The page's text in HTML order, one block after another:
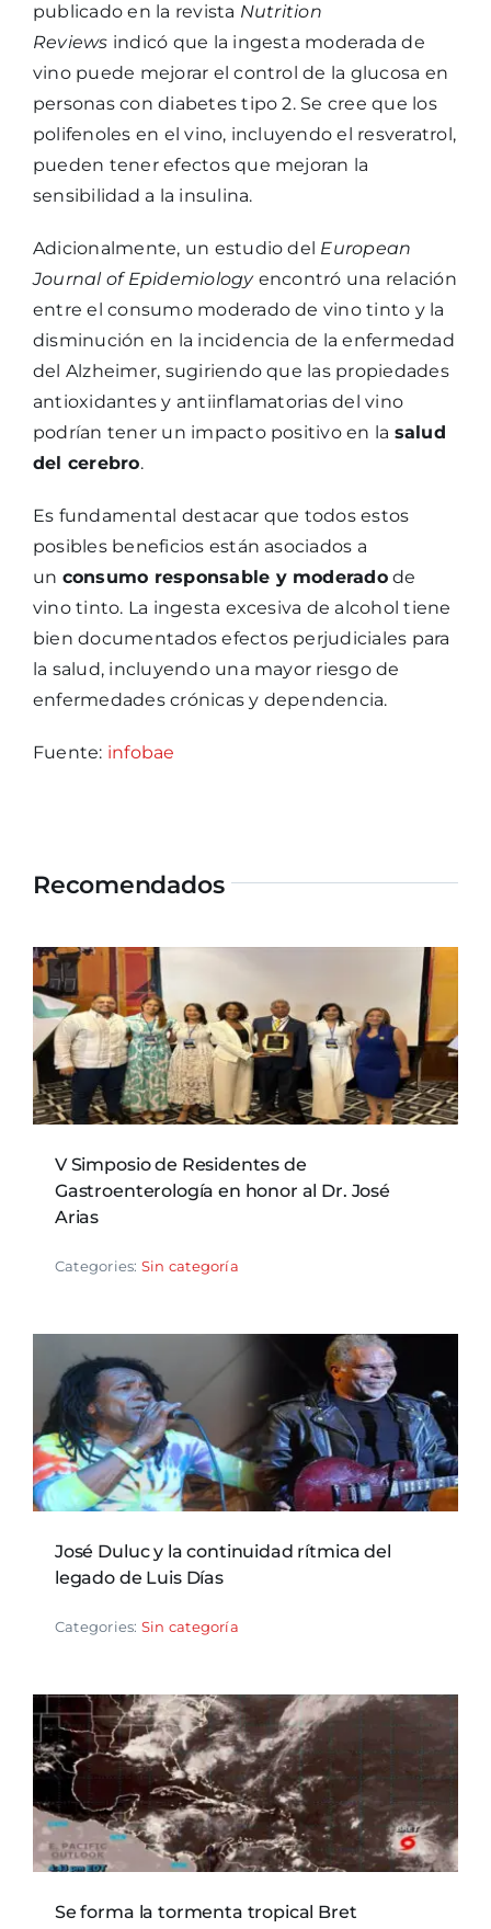
publicado en la revista Nutrition
Reviews indicó que la ingesta moderada de
vino puede mejorar el control de la glucosa en
personas con diabetes tipo 2. Se cree que los
polifenoles en el vino, incluyendo el resveratrol,
pueden tener efectos que mejoran la
sensibilidad a la insulina.
Adicionalmente, un estudio del European
Journal of Epidemiology encontró una relación
entre el consumo moderado de vino tinto y la
disminución en la incidencia de la enfermedad
del Alzheimer, sugiriendo que las propiedades
antioxidantes y antiinflamatorias del vino
podrían tener un impacto positivo en la salud
del cerebro.
Es fundamental destacar que todos estos
posibles beneficios están asociados a
un consumo responsable y moderadode
vino tinto. La ingesta excesiva de alcohol tiene
bien documentados efectos perjudiciales para
la salud, incluyendo una mayor riesgo de
enfermedades crónicas y dependencia.
Fuente: infobae
Recomendados
V Simposio de Residentes de
Gastroenterología en honor al Dr. José
Arias
Categories: Sin categoría
José Duluc y la continuidad rítmica del
legado de Luis Días
Categories: Sin categoría
Se forma la tormenta tropical Bret